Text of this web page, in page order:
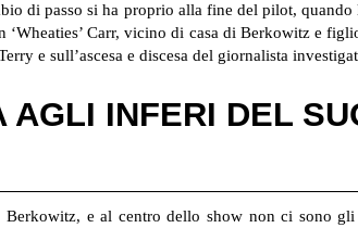
di passo si ha proprio alla fine del pilot,
Carr, vicino di casa di Berkowitz e
e sull’ascesa e discesa del giornalista
INFERI DEL
e al centro dello show non ci sono